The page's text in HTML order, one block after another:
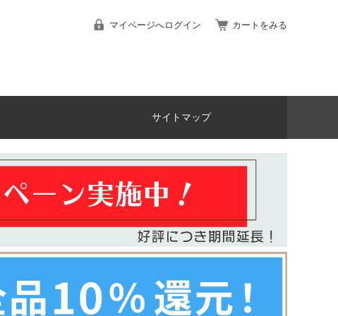
マイページへログイン カートをみる
サイトマップ